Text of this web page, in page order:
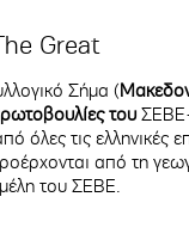
Great
Σήμα (
του
όλες τις ελληνικές
από τη
μέλη του ΣΕΒΕ.